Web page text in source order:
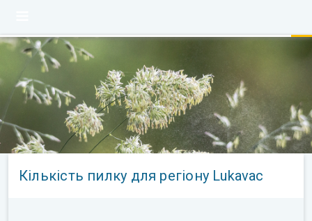
Кількість пилку для регіону Lukavac